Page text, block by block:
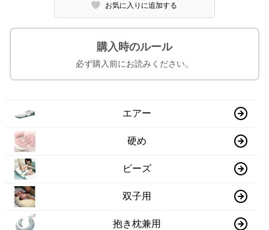
お気に入りに追加する
購入時のルール
必ず購入前にお読みください。
エアー
硬め
ビーズ
双子用
抱き枕兼用